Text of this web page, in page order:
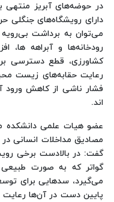
در حوضه‌های آبریز منتهی
دارای رویشگاه‌های جنگلی
می‌توان به برداشت بی‌رویه
رودخانه‌ها و آبراهه
کشاورزی، قطع دسترسی
رعایت حقابه‌های زیست
فشار ناشی از کاهش ورود
اند.
عضو هیات علمی دانشکده
مصادیق مداخلات انسانی
گفت: در بالادست برخی
گواتر که به صورت طبیعی
می‌گیرد، سدهایی برای
پایین دست در آن‌ها